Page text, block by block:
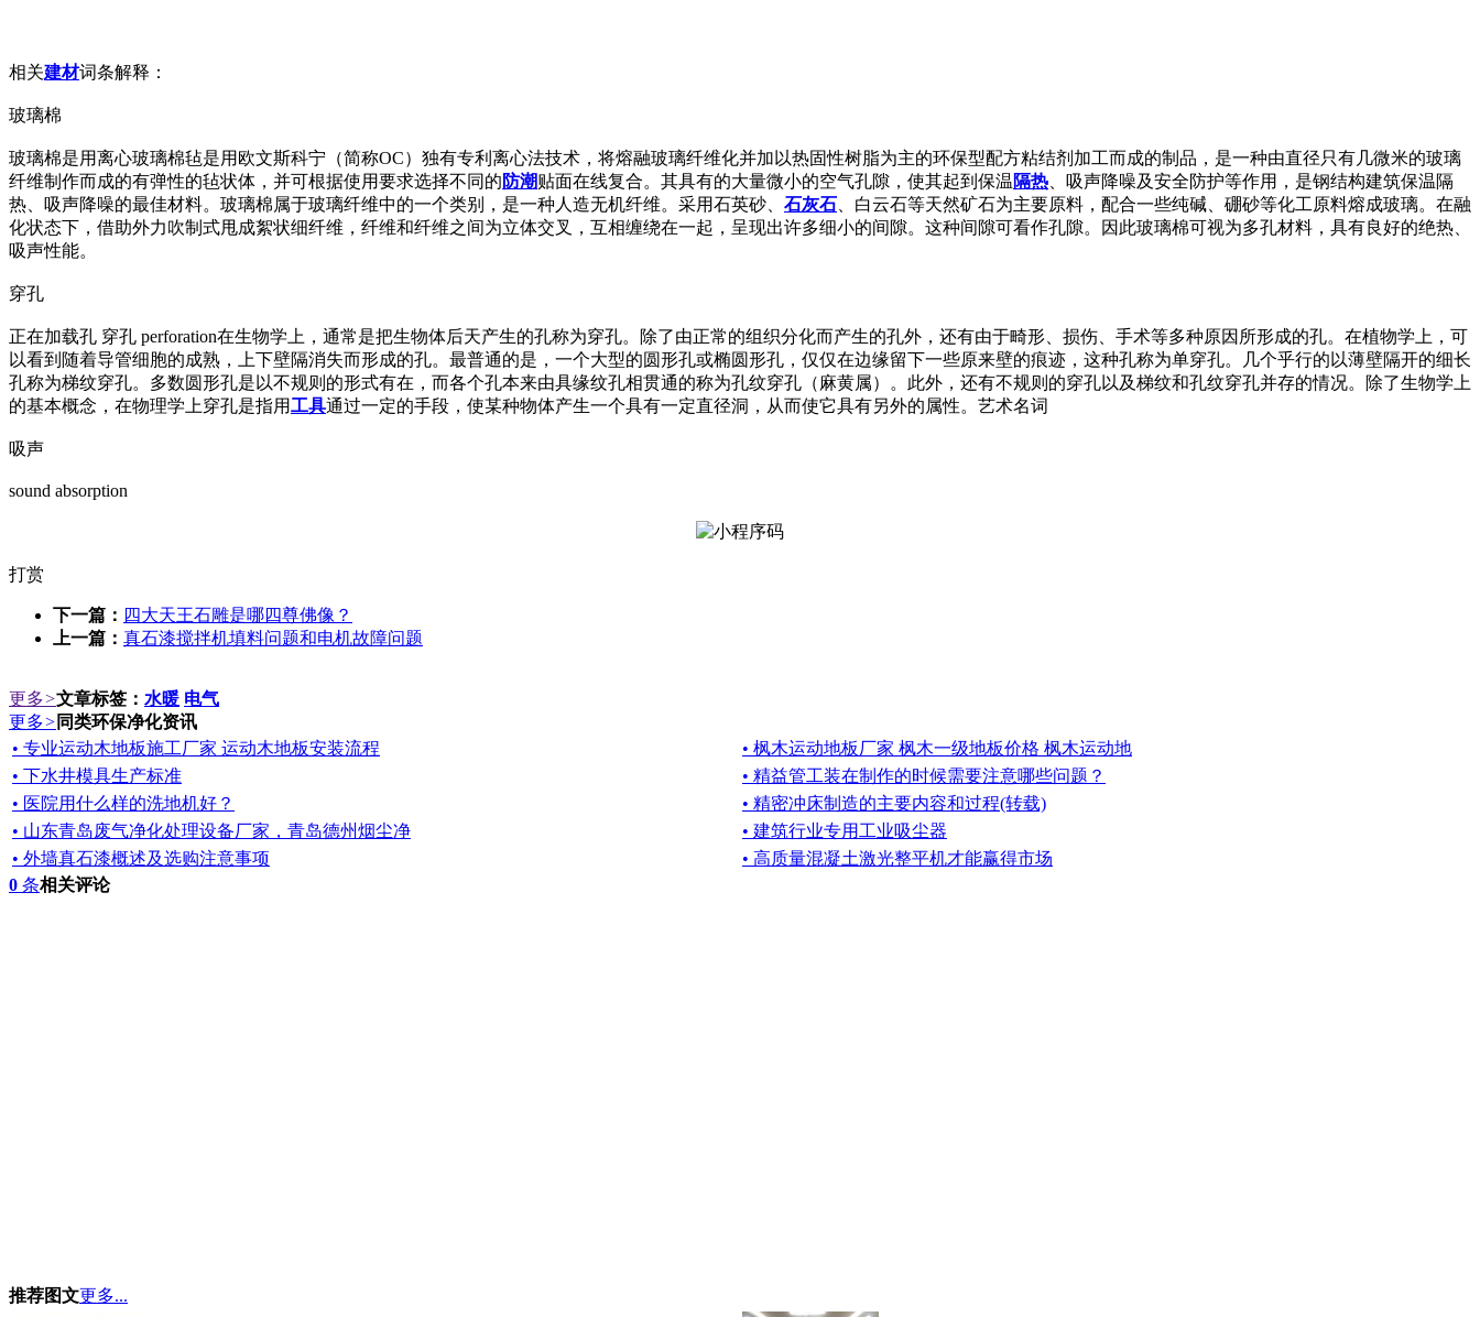
相关建材词条解释：
玻璃棉
玻璃棉是用离心玻璃棉毡是用欧文斯科宁（简称OC）独有专利离心法技术，将熔融玻璃纤维化并加以热固性树脂为主的环保型配方粘结剂加工而成的制品，是一种由直径只有几微米的玻璃
纤维制作而成的有弹性的毡状体，并可根据使用要求选择不同的 防潮贴面在线复合。其具有的大量微小的空气孔隙，使其起到保温隔热 、吸声降噪及安全防护等作用，是钢结构建筑保温隔
热、吸声降噪的最佳材料。玻璃棉属于玻璃纤维中的一个类别，是一种人造无机纤维。采用石英砂、 石灰石 、白云石等天然矿石为主要原料，配合一些纯碱、硼砂等化工原料熔成玻璃。在融
化状态下，借助外力吹制式甩成絮状细纤维，纤维和纤维之间为立体交叉，互相缠绕在一起，呈现出许多细小的间隙。这种间隙可看作孔隙。因此玻璃棉可视为多孔材料，具有良好的绝热、
吸声性能。
穿孔
正在加载孔 穿孔 perforation在生物学上，通常是把生物体后天产生的孔称为穿孔。除了由正常的组织分化而产生的孔外，还有由于畸形、损伤、手术等多种原因所形成的孔。在植物学上，可
以看到随着导管细胞的成熟，上下壁隔消失而形成的孔。最普通的是，一个大型的圆形孔或椭圆形孔，仅仅在边缘留下一些原来壁的痕迹，这种孔称为单穿孔。几个乎行的以薄壁隔开的细长
孔称为梯纹穿孔。多数圆形孔是以不规则的形式有在，而各个孔本来由具缘纹孔相贯通的称为孔纹穿孔（麻黄属）。此外，还有不规则的穿孔以及梯纹和孔纹穿孔并存的情况。除了生物学上
的基本概念，在物理学上穿孔是指用工具通过一定的手段，使某种物体产生一个具有一定直径洞，从而使它具有另外的属性。艺术名词
吸声
sound absorption
打赏
下一篇： 四大天王石雕是哪四尊佛像？
上一篇： 真石漆搅拌机填料问题和电机故障问题
更多>文章标签： 水暖 电气
更多> 同类环保净化资讯
• 专业运动木地板施工厂家 运动木地板安装流程
• 枫木运动地板厂家 枫木一级地板价格 枫木运动地
• 下水井模具生产标准
• 精益管工装在制作的时候需要注意哪些问题？
• 医院用什么样的洗地机好？
• 精密冲床制造的主要内容和过程(转载)
• 山东青岛废气净化处理设备厂家，青岛德州烟尘净
• 建筑行业专用工业吸尘器
• 外墙真石漆概述及选购注意事项
• 高质量混凝土激光整平机才能赢得市场
0 条相关评论
推荐图文更多...